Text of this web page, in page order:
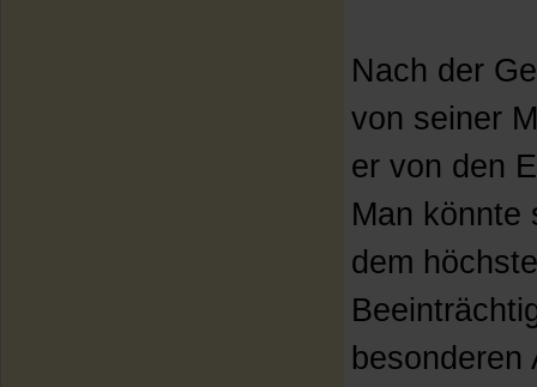
Nach der
von seiner
er von den
Man könnte
dem
besonderen